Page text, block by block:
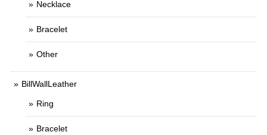
Necklace
Bracelet
Other
BillWallLeather
Ring
Bracelet